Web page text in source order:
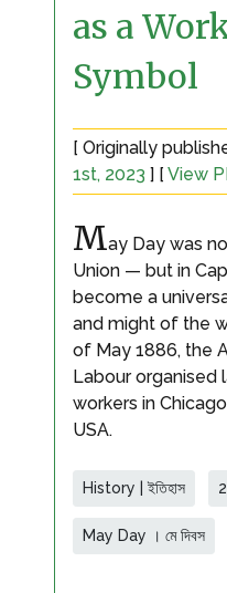
as a
Symbol
[ Originally
1st, 2023 ] [ View
May Day was
Union — but in
become a
and might of the
of May 1886, the
Labour organised
workers in
USA.
History | ইতিহাস
May Day । মে দিবস